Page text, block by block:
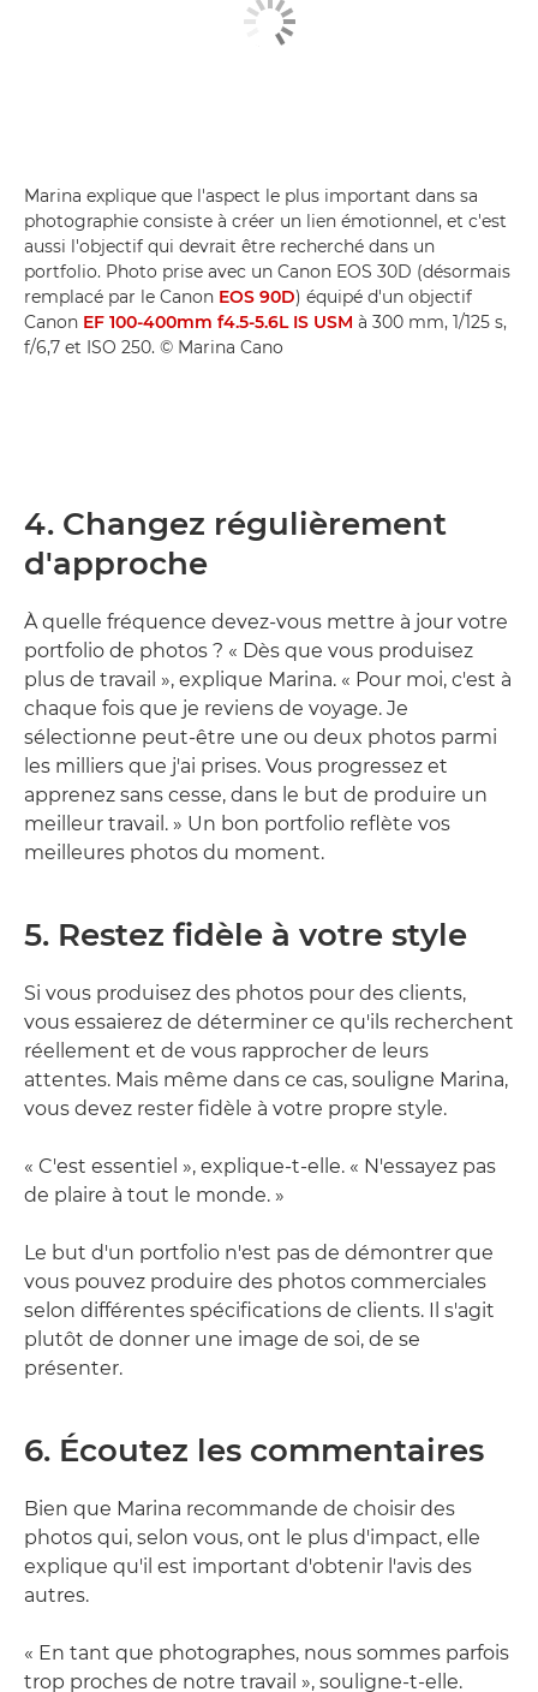
Marina explique que l'aspect le plus important dans sa
photographie consiste à créer un lien émotionnel, et c'est
aussi l'objectif qui devrait être recherché dans un
portfolio. Photo prise avec un Canon EOS 30D (désormais
remplacé par le Canon EOS 90D) équipé d'un objectif
Canon EF 100-400mm f4.5-5.6L IS USM à 300 mm, 1/125 s,
f/6,7 et ISO 250. © Marina Cano
4. Changez régulièrement
d'approche
À quelle fréquence devez-vous mettre à jour votre
portfolio de photos ? « Dès que vous produisez
plus de travail », explique Marina. « Pour moi, c'est à
chaque fois que je reviens de voyage. Je
sélectionne peut-être une ou deux photos parmi
les milliers que j'ai prises. Vous progressez et
apprenez sans cesse, dans le but de produire un
meilleur travail. » Un bon portfolio reflète vos
meilleures photos du moment.
5. Restez fidèle à votre style
Si vous produisez des photos pour des clients,
vous essaierez de déterminer ce qu'ils recherchent
réellement et de vous rapprocher de leurs
attentes. Mais même dans ce cas, souligne Marina,
vous devez rester fidèle à votre propre style.
« C'est essentiel », explique-t-elle. « N'essayez pas
de plaire à tout le monde. »
Le but d'un portfolio n'est pas de démontrer que
vous pouvez produire des photos commerciales
selon différentes spécifications de clients. Il s'agit
plutôt de donner une image de soi, de se
présenter.
6. Écoutez les commentaires
Bien que Marina recommande de choisir des
photos qui, selon vous, ont le plus d'impact, elle
explique qu'il est important d'obtenir l'avis des
autres.
« En tant que photographes, nous sommes parfois
trop proches de notre travail », souligne-t-elle.